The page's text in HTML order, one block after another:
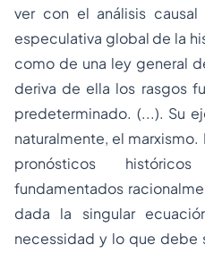
ver con el análisis
especulativa global de la
como de una ley general
deriva de ella los rasgos
predeterminado. (...). Su
naturalmente, el
pronósticos
fundamentados
dada la singular
necessidad y lo que debe